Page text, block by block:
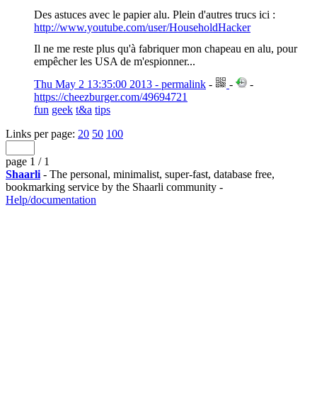
Des astuces avec le papier alu. Plein d'autres trucs ici :
http://www.youtube.com/user/HouseholdHacker
Il ne me reste plus qu'à fabriquer mon chapeau en alu, pour
empêcher les USA de m'espionner...
Thu May 2 13:35:00 2013 - permalink - -
-
https://cheezburger.com/49694721
fun geek t&a tips
Links per page: 20 50 100
page 1 / 1
Shaarli - The personal, minimalist, super-fast, database free,
bookmarking service by the Shaarli community -
Help/documentation